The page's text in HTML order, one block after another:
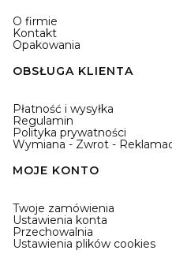
O firmie
Kontakt
Opakowania
OBSŁUGA KLIENTA
Płatność i wysyłka
Regulamin
Polityka prywatności
Wymiana - Zwrot -
MOJE KONTO
Twoje zamówienia
Ustawienia konta
Przechowalnia
Ustawienia plików cookies